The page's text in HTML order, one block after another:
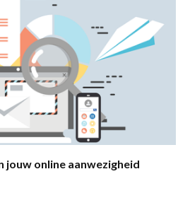
jouw online aanwezigheid